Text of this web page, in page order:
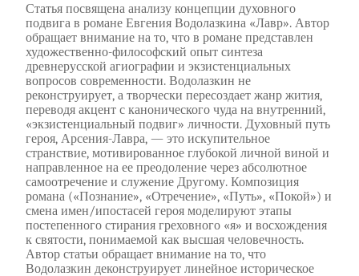
Статья посвящена анализу концепции духовного
подвига в романе Евгения Водолазкина «Лавр». Автор
обращает внимание на то, что в романе представлен
художественно-философский опыт синтеза
древнерусской агиографии и экзистенциальных
вопросов современности. Водолазкин не
реконструирует, а творчески пересоздает жанр жития,
переводя акцент с канонического чуда на внутренний,
«экзистенциальный подвиг» личности. Духовный путь
героя, Арсения-Лавра, — это искупительное
странствие, мотивированное глубокой личной виной и
направленное на ее преодоление через абсолютное
самоотречение и служение Другому. Композиция
романа («Познание», «Отречение», «Путь», «Покой») и
смена имен/ипостасей героя моделируют этапы
постепенного стирания греховного «я» и восхождения
к святости, понимаемой как высшая человечность.
Автор статьи обращает внимание на то, что
Водолазкин деконструирует линейное историческое